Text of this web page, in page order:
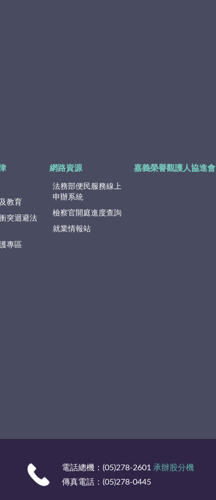
教育
突迴避法
專區
網路資源
法務部便民服務線上
申辦系統
檢察官開庭進度查詢
就業情報站
嘉義榮譽觀護人協進會
電話總機：(05)278-2601 承辦股分機
傳真電話：(05)278-0445